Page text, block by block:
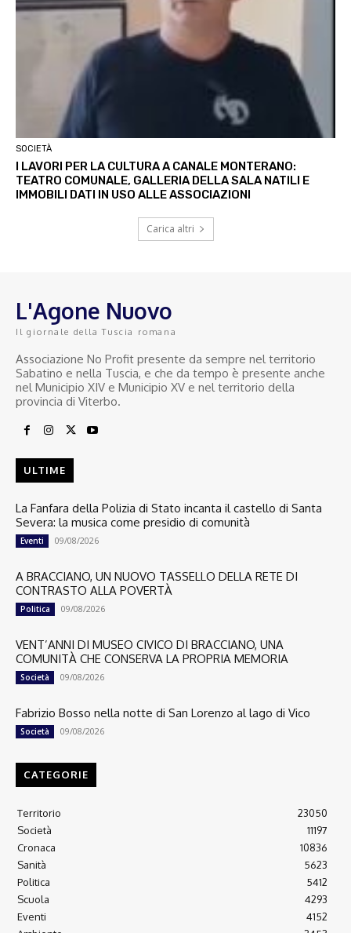
SOCIETÀ
I LAVORI PER LA CULTURA A CANALE MONTERANO:
TEATRO COMUNALE, GALLERIA DELLA SALA NATILI E
IMMOBILI DATI IN USO ALLE ASSOCIAZIONI
Carica altri
L'Agone Nuovo
Il giornale della Tuscia romana
Associazione No Profit presente da sempre nel territorio
Sabatino e nella Tuscia, e che da tempo è presente anche
nel Municipio XIV e Municipio XV e nel territorio della
provincia di Viterbo.
ULTIME
La Fanfara della Polizia di Stato incanta il castello di Santa
Severa: la musica come presidio di comunità
Eventi 09/08/2026
A BRACCIANO, UN NUOVO TASSELLO DELLA RETE DI
CONTRASTO ALLA POVERTÀ
Politica 09/08/2026
VENT’ANNI DI MUSEO CIVICO DI BRACCIANO, UNA
COMUNITÀ CHE CONSERVA LA PROPRIA MEMORIA
Società 09/08/2026
Fabrizio Bosso nella notte di San Lorenzo al lago di Vico
Società 09/08/2026
CATEGORIE
Territorio
23050
Società
11197
Cronaca
10836
Sanità
5623
Politica
5412
Scuola
4293
Eventi
4152